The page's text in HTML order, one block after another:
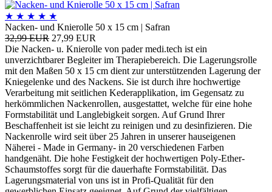
★ ★ ★ ★ ★
Nacken- und Knierolle 50 x 15 cm | Safran
32,99 EUR 27,99 EUR
Die Nacken- u. Knierolle von pader medi.tech ist ein
unverzichtbarer Begleiter im Therapiebereich. Die Lagerungsrolle
mit den Maßen 50 x 15 cm dient zur unterstützenden Lagerung der
Kniegelenke und des Nackens. Sie ist durch ihre hochwertige
Verarbeitung mit seitlichen Kederapplikation, im Gegensatz zu
herkömmlichen Nackenrollen, ausgestattet, welche für eine hohe
Formstabilität und Langlebigkeit sorgen. Auf Grund Ihrer
Beschaffenheit ist sie leicht zu reinigen und zu desinfizieren. Die
Nackenrolle wird seit über 25 Jahren in unserer hauseigenen
Näherei - Made in Germany- in 20 verschiedenen Farben
handgenäht. Die hohe Festigkeit der hochwertigen Poly-Ether-
Schaumstoffes sorgt für die dauerhafte Formstabilität. Das
Lagerungsmaterial von uns ist in Profi-Qualität für den